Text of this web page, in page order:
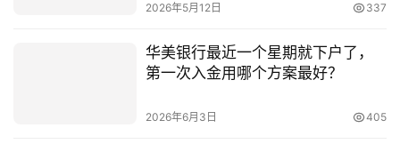
2026年5月12日 337
华美银行最近一个星期就下户了，
第一次入金用哪个方案最好？
2026年6月3日 405